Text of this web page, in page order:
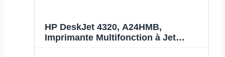
HP DeskJet 4320, A24HMB,
Imprimante Multifonction à Jet